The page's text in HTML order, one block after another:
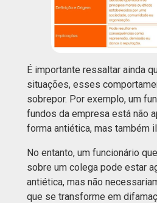
É importante ressaltar ainda
situações, esses
sobrepor. Por exemplo, um
fundos da empresa está não
forma antiética, mas também
No entanto, um funcionário
sobre um colega pode estar
antiética, mas não
que se transforme em